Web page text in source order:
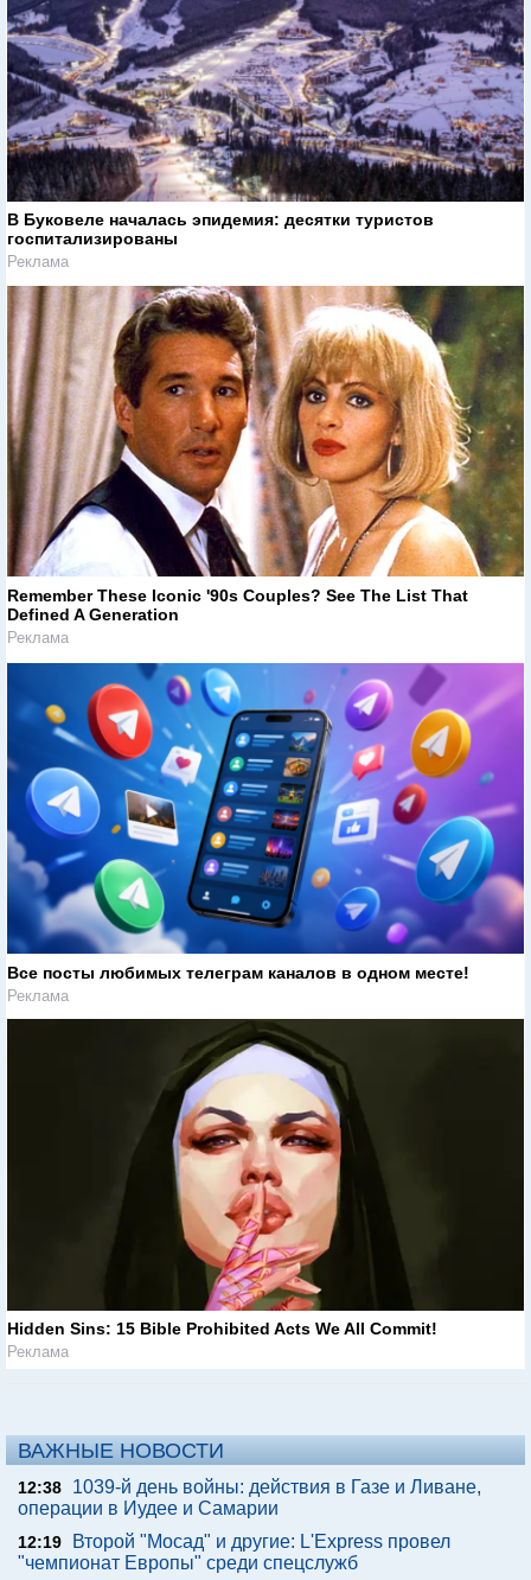
В Буковеле началась эпидемия: десятки туристов
госпитализированы
Реклама
Remember These Iconic '90s Couples? See The List That
Defined A Generation
Реклама
Все посты любимых телеграм каналов в одном месте!
Реклама
Hidden Sins: 15 Bible Prohibited Acts We All Commit!
Реклама
ВАЖНЫЕ НОВОСТИ
12:38
1039-й день войны: действия в Газе и Ливане,
операции в Иудее и Самарии
12:19
Второй "Мосад" и другие: L'Express провел
"чемпионат Европы" среди спецслужб